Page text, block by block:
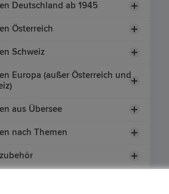
Deutschland ab 1945
Österreich
Schweiz
Europa (außer Österreich und
aus Übersee
nach Themen